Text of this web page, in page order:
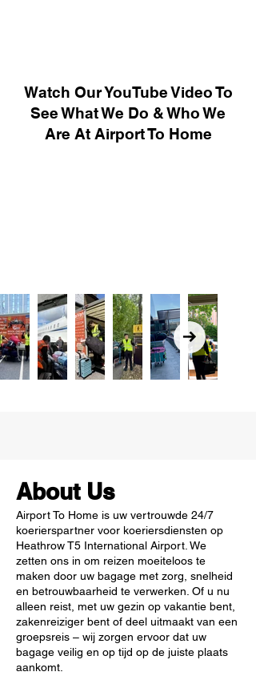
Watch Our YouTube Video To
See What We Do & Who We
Are At Airport To Home
About Us
Airport To Home is uw vertrouwde 24/7
koerierspartner voor koeriersdiensten op
Heathrow T5 International Airport. We
zetten ons in om reizen moeiteloos te
maken door uw bagage met zorg, snelheid
en betrouwbaarheid te verwerken. Of u nu
alleen reist, met uw gezin op vakantie bent,
zakenreiziger bent of deel uitmaakt van een
groepsreis – wij zorgen ervoor dat uw
bagage veilig en op tijd op de juiste plaats
aankomt.